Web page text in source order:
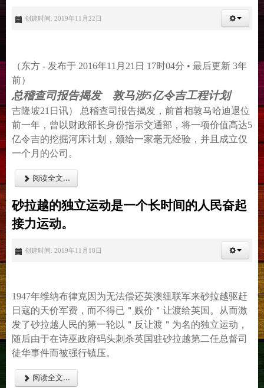
创建时间: 2019年11月22日
（东方 - 发布于 2016年11月21日 17时04分 • 最后更新 3年
前）
总稽查司报告揭发 敦马涉5亿令吉工程计划
吉隆坡21日讯） 总稽查司报告揭发，前首相敦马哈迪退位
前一年，曾以财政部长身份指示交通部，将一项价值高达5
亿令吉的挖掘河床计划，颁给一家毫无经验，并且成立仅
一个月的公司。
阅读全文...
砂拉越的独立运动是一个长时间的人民奋起
接力运动。
创建时间: 2019年11月18日
1947年维纳布律克因为无法偿还英澳纽联军来砂拉越驱赶
日寇的天价军费，而不得已＂贱价＂让渡给英国。从而激
发了砂拉越人民的第一轮以＂反让渡＂为名的独立运动，
随后由于在诗巫政府码头刺杀英国驻砂拉越第二任总督司
徒华事件而被强行镇压。
阅读全文...